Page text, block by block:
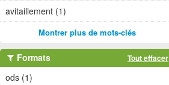
avitaillement (1)
Montrer plus de mots-clés
Formats Tout effacer
ods (1)